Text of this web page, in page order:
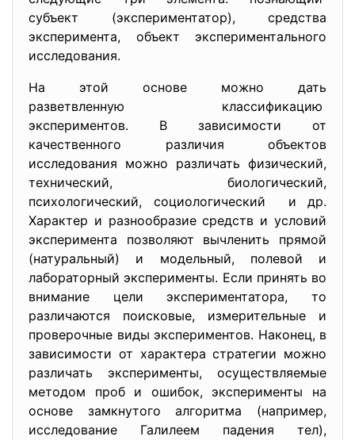
субъект (экспериментатор), средства
эксперимента, объект экспериментального
исследования.
На этой основе можно дать
разветвленную классификацию
экспериментов. В зависимости от
качественного различия объектов
исследования можно различать физический,
технический, биологический,
психологический, социологический и др.
Характер и разнообразие средств и условий
эксперимента позволяют вычленить прямой
(натуральный) и модельный, полевой и
лабораторный эксперименты. Если принять во
внимание цели экспериментатора, то
различаются поисковые, измерительные и
проверочные виды экспериментов. Наконец, в
зависимости от характера стратегии можно
различать эксперименты, осуществляемые
методом проб и ошибок, эксперименты на
основе замкнутого алгоритма (например,
исследование Галилеем падения тел),